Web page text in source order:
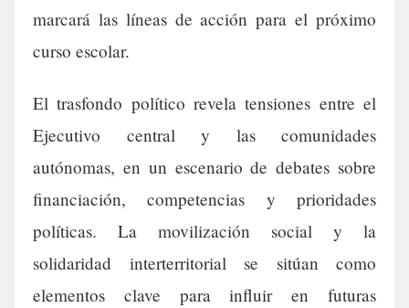
marcará las líneas de acción para el próximo
curso escolar.
El trasfondo político revela tensiones entre el
Ejecutivo central y las comunidades
autónomas, en un escenario de debates sobre
financiación, competencias y prioridades
políticas. La movilización social y la
solidaridad interterritorial se sitúan como
elementos clave para influir en futuras